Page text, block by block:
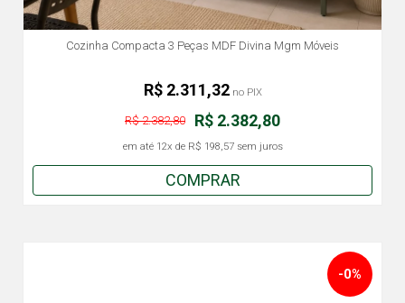
Cozinha Compacta 3 Peças MDF Divina Mgm Móveis
R$ 2.382,80
R$ 2.382,80
em até 12x de R$ 198,57sem juros
R$ 2.311,32no PIX
COMPRAR
-0%